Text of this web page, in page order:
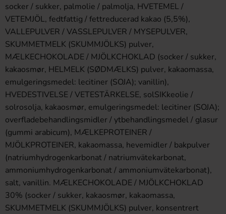
socker / sukker, palmolie / palmolja, HVETEMEL /
VETEMJÖL, fedtfattig / fettreducerad kakao (5,5%),
VALLEPULVER / VASSLEPULVER / MYSEPULVER,
SKUMMETMELK (SKUMMJÖLKS) pulver,
MÆLKECHOKOLADE / MJÖLKCHOKLAD (socker / sukker,
kakaosmør, HELMELK (SØDMÆLKS) pulver, kakaomassa,
emulgeringsmedel: lecitiner (SOJA); vanillin),
HVEDESTIVELSE / VETESTÄRKELSE, solSIKkeolie /
solrosolja, kakaosmør, emulgeringsmedel: lecitiner (SOJA);
overfladebehandlingsmidler / ytbehandlingsmedel / glasur
(gummi arabicum), MÆLKEPROTEINER /
MJÖLKPROTEINER, kakaomassa, hevemidler / bakpulver
(natriumhydrogenkarbonat / natriumvätekarbonat,
ammoniumhydrogenkarbonat / ammoniumvätekarbonat),
salt, vanillin. MÆLKECHOKOLADE / MJÖLKCHOKLAD
30% (socker / sukker, kakaosmør, kakaomassa,
SKUMMETMELK (SKUMMJÖLKS) pulver, konsentrert